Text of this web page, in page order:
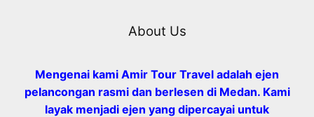
About Us
Mengenai kami Amir Tour Travel adalah ejen
pelancongan rasmi dan berlesen di Medan. Kami
layak menjadi ejen yang dipercayai untuk